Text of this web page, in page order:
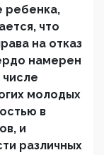
ребенка,
что
на отказ
намерен
числе
молодых
в
и
различных